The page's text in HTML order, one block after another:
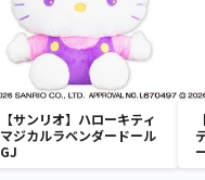
【サンリオ】ハローキティ
マジカルラベンダードール
GJ